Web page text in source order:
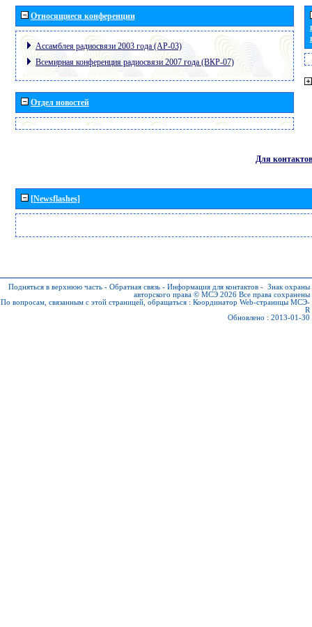
Относящиеся конференции
Ассамблея радиосвязи 2003 года (АР-03)
Всемирная конференция радиосвязи 2007 года (ВКР-07)
Отдел новостей
Для контактов
[Newsflashes]
Подняться в верхнюю часть - Обратная связь - Информация для контактов - Знак охраны
авторского права © МСЭ 2026 Все права сохранены
По вопросам, связанным с этой страницей, обращаться : Координатор Web-страницы МСЭ-
R
Обновлено : 2013-01-30